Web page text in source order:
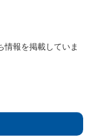
情報を掲載していま